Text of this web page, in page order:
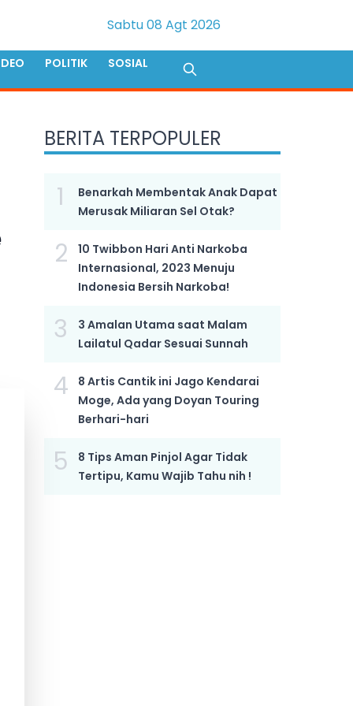
Sabtu 08 Agt 2026
POLITIK SOSIAL
BERITA TERPOPULER
1
Benarkah Membentak Anak Dapat
Merusak Miliaran Sel Otak?
2
10 Twibbon Hari Anti Narkoba
Internasional, 2023 Menuju
Indonesia Bersih Narkoba!
3
3 Amalan Utama saat Malam
Lailatul Qadar Sesuai Sunnah
4
8 Artis Cantik ini Jago Kendarai
Moge, Ada yang Doyan Touring
Berhari-hari
5
8 Tips Aman Pinjol Agar Tidak
Tertipu, Kamu Wajib Tahu nih !